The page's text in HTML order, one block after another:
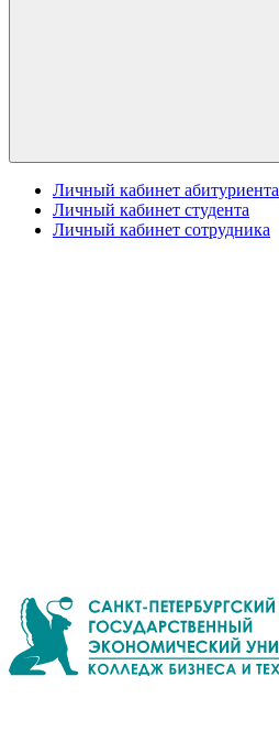
Личный кабинет абитуриента
Личный кабинет студента
Личный кабинет сотрудника